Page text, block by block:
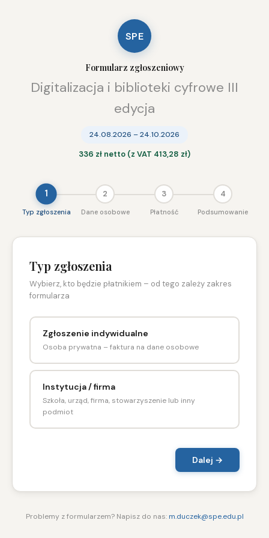
SPE
Formularz zgłoszeniowy
Digitalizacja i biblioteki cyfrowe III
edycja
24.08.2026 – 24.10.2026
336 zł netto (z VAT 413,28 zł)
1
Typ zgłoszenia
2
Dane osobowe
3
Płatność
4
Podsumowanie
Typ zgłoszenia
Wybierz, kto będzie płatnikiem – od tego zależy zakres
formularza
Zgłoszenie indywidualne
Osoba prywatna – faktura na dane osobowe
Instytucja / firma
Szkoła, urząd, firma, stowarzyszenie lub inny
podmiot
Dalej →
Problemy z formularzem? Napisz do nas: m.duczek@spe.edu.pl